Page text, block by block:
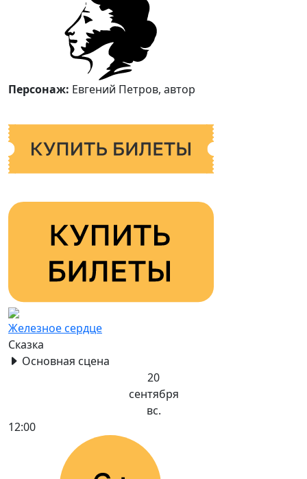
Персонаж: Евгений Петров, автор
Железное сердце
Сказка
Основная сцена
20
сентября
вс.
12:00